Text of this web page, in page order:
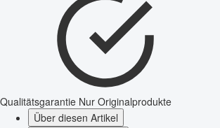
Qualitätsgarantie Nur Originalprodukte
Über diesen Artikel